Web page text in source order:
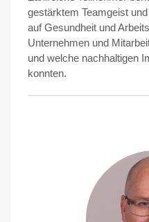
gestärktem Teamgeist
auf Gesundheit und
Unternehmen und
und welche nachhaltigen
konnten.